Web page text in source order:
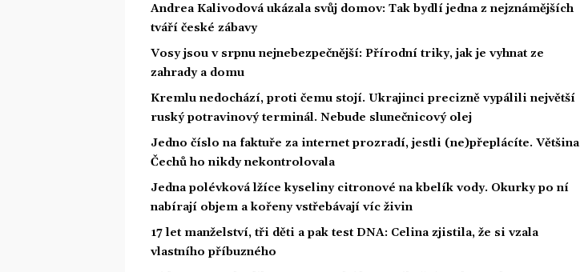
Andrea Kalivodová ukázala svůj domov: Tak bydlí jedna z nejznámějších
tváří české zábavy
Vosy jsou v srpnu nejnebezpečnější: Přírodní triky, jak je vyhnat ze
zahrady a domu
Kremlu nedochází, proti čemu stojí. Ukrajinci precizně vypálili největší
ruský potravinový terminál. Nebude slunečnicový olej
Jedno číslo na faktuře za internet prozradí, jestli (ne)přeplácíte. Většina
Čechů ho nikdy nekontrolovala
Jedna polévková lžíce kyseliny citronové na kbelík vody. Okurky po ní
nabírají objem a kořeny vstřebávají víc živin
17 let manželství, tři děti a pak test DNA: Celina zjistila, že si vzala
vlastního příbuzného